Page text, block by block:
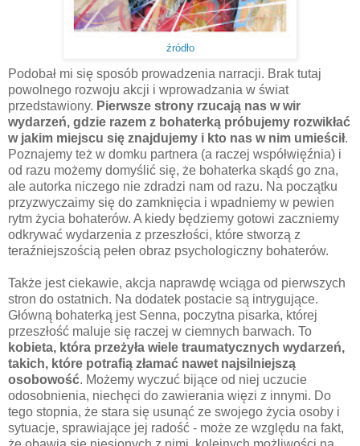
źródło
Podobał mi się sposób prowadzenia narracji. Brak tutaj
powolnego rozwoju akcji i wprowadzania w świat
przedstawiony. Pierwsze strony rzucają nas w wir
wydarzeń, gdzie razem z bohaterką próbujemy rozwikłać
w jakim miejscu się znajdujemy i kto nas w nim umieścił.
Poznajemy też w domku partnera (a raczej współwięźnia) i
od razu możemy domyślić się, że bohaterka skądś go zna,
ale autorka niczego nie zdradzi nam od razu. Na początku
przyzwyczaimy się do zamknięcia i wpadniemy w pewien
rytm życia bohaterów. A kiedy będziemy gotowi zaczniemy
odkrywać wydarzenia z przeszłości, które stworzą z
teraźniejszością pełen obraz psychologiczny bohaterów.
Także jest ciekawie, akcja naprawdę wciąga od pierwszych
stron do ostatnich. Na dodatek postacie są intrygujące.
Główną bohaterką jest Senna, poczytna pisarka, której
przeszłość maluje się raczej w ciemnych barwach. To
kobieta, która przeżyła wiele traumatycznych wydarzeń,
takich, które potrafią złamać nawet najsilniejszą
osobowość. Możemy wyczuć bijące od niej uczucie
odosobnienia, niechęci do zawierania więzi z innymi. Do
tego stopnia, że stara się usunąć ze swojego życia osoby i
sytuacje, sprawiające jej radość - może ze względu na fakt,